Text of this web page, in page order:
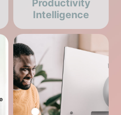
Productivity
Intelligence